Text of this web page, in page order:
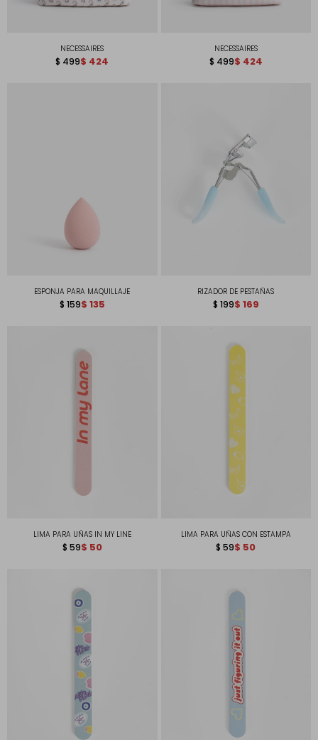
NECESSAIRES
$ 499$ 424
NECESSAIRES
$ 499$ 424
ESPONJA PARA MAQUILLAJE
$ 159$ 135
RIZADOR DE PESTAÑAS
$ 199$ 169
LIMA PARA UÑAS IN MY LINE
$ 59$ 50
LIMA PARA UÑAS CON ESTAMPA
$ 59$ 50